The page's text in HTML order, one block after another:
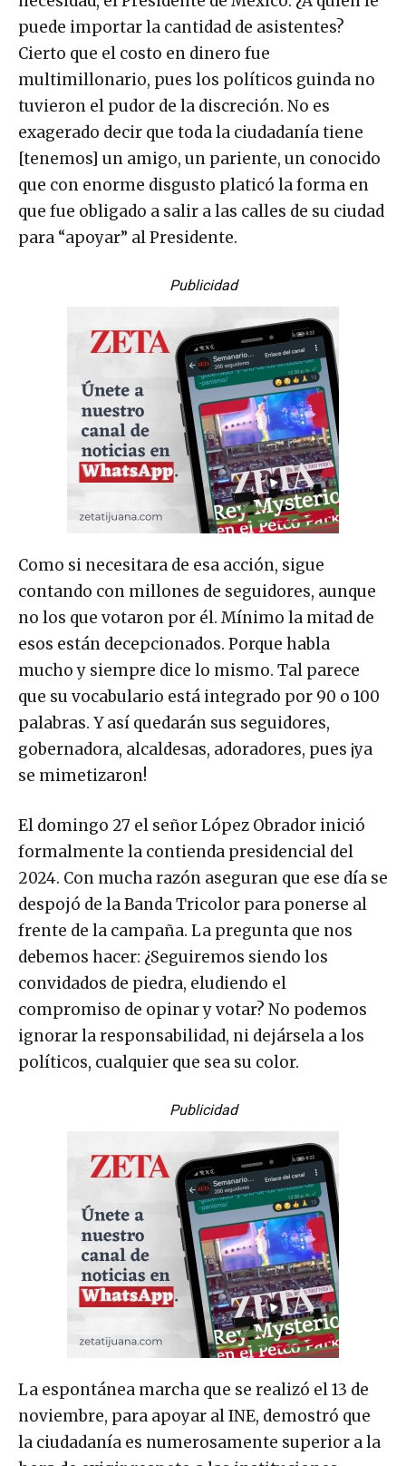
puede importar la cantidad de asistentes?
Cierto que el costo en dinero fue
multimillonario, pues los políticos guinda no
tuvieron el pudor de la discreción. No es
exagerado decir que toda la ciudadanía tiene
[tenemos] un amigo, un pariente, un conocido
que con enorme disgusto platicó la forma en
que fue obligado a salir a las calles de su ciudad
para “apoyar” al Presidente.
Publicidad
Como si necesitara de esa acción, sigue
contando con millones de seguidores, aunque
no los que votaron por él. Mínimo la mitad de
esos están decepcionados. Porque habla
mucho y siempre dice lo mismo. Tal parece
que su vocabulario está integrado por 90 o 100
palabras. Y así quedarán sus seguidores,
gobernadora, alcaldesas, adoradores, pues ¡ya
se mimetizaron!
El domingo 27 el señor López Obrador inició
formalmente la contienda presidencial del
2024. Con mucha razón aseguran que ese día se
despojó de la Banda Tricolor para ponerse al
frente de la campaña. La pregunta que nos
debemos hacer: ¿Seguiremos siendo los
convidados de piedra, eludiendo el
compromiso de opinar y votar? No podemos
ignorar la responsabilidad, ni dejársela a los
políticos, cualquier que sea su color.
Publicidad
La espontánea marcha que se realizó el 13 de
noviembre, para apoyar al INE, demostró que
la ciudadanía es numerosamente superior a la